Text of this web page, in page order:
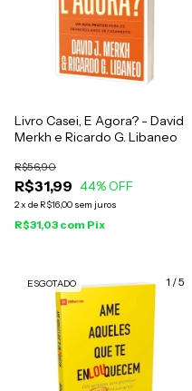
Livro Casei, E Agora? - David
Merkh e Ricardo G. Libaneo
R$31,99
R$56,90
44% OFF
2x de R$16,00 sem juros
R$31,03 com Pix
1 /5
ESGOTADO